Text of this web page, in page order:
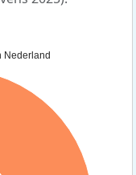
Nederland